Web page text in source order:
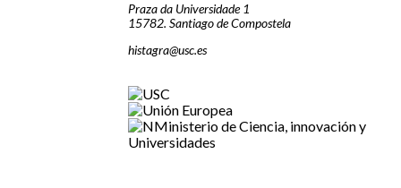
Praza da Universidade 1
15782. Santiago de Compostela
histagra@usc.es